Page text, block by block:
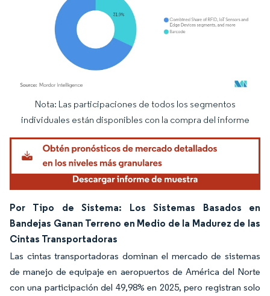
Imagen © Mordor Intelligence. El uso requiere atribución según CC BY 4.0.
Nota: Las participaciones de todos los segmentos
individuales están disponibles con la compra del informe
Por Tipo de Sistema: Los Sistemas Basados en
Bandejas Ganan Terreno en Medio de la Madurez de las
Cintas Transportadoras
Las cintas transportadoras dominan el mercado de sistemas
de manejo de equipaje en aeropuertos de América del Norte
con una participación del 49,98% en 2025, pero registran solo